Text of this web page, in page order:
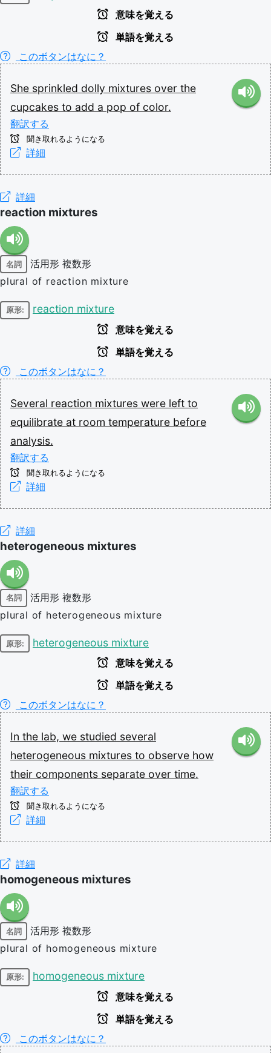
意味を覚える
単語を覚える
このボタンはなに？
She sprinkled dolly mixtures over the
cupcakes to add a pop of color.
翻訳する
聞き取れるようになる
詳細
詳細
reaction mixtures
名詞 活用形 複数形
plural of reaction mixture
原形: reaction mixture
意味を覚える
単語を覚える
このボタンはなに？
Several reaction mixtures were left to
equilibrate at room temperature before
analysis.
翻訳する
聞き取れるようになる
詳細
詳細
heterogeneous mixtures
名詞 活用形 複数形
plural of heterogeneous mixture
原形: heterogeneous mixture
意味を覚える
単語を覚える
このボタンはなに？
In the lab, we studied several
heterogeneous mixtures to observe how
their components separate over time.
翻訳する
聞き取れるようになる
詳細
詳細
homogeneous mixtures
名詞 活用形 複数形
plural of homogeneous mixture
原形: homogeneous mixture
意味を覚える
単語を覚える
このボタンはなに？